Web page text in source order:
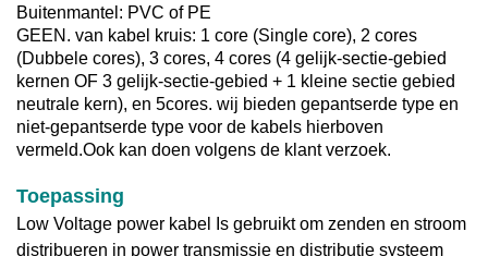
Buitenmantel: PVC of PE
GEEN. van kabel kruis: 1 core (Single core), 2 cores
(Dubbele cores), 3 cores, 4 cores (4 gelijk-sectie-gebied
kernen OF 3 gelijk-sectie-gebied + 1 kleine sectie gebied
neutrale kern), en 5cores. wij bieden gepantserde type en
niet-gepantserde type voor de kabels hierboven
vermeld.Ook kan doen volgens de klant verzoek.
Toepassing
Low Voltage power kabel
Is gebruikt om zenden en stroom
distribueren in power transmissie en distributie systeem